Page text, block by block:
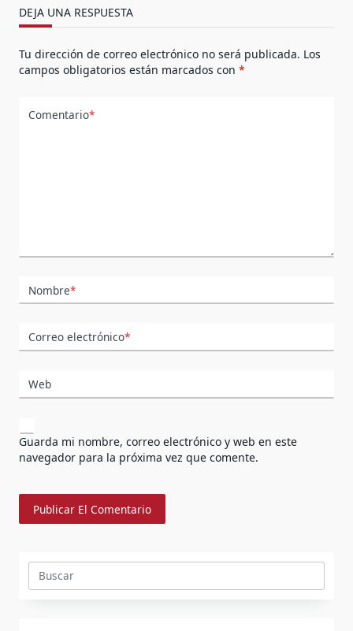
text">Página</span>
DEJA UNA RESPUESTA
Tu dirección de correo electrónico no será publicada. Los
campos obligatorios están marcados con *
Comentario*
Nombre*
Correo electrónico*
Web
Guarda mi nombre, correo electrónico y web en este
navegador para la próxima vez que comente.
Buscar: